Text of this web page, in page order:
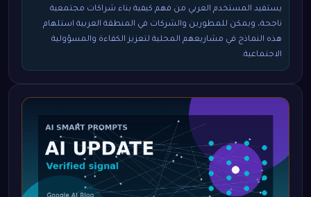
يستفيد المستخدم العربي من فهم كيفية بناء شراكات مجتمعية
ناجحة، ويمكن للمطورين والشركات في المنطقة العربية استلهام
هذه النماذج في مشاريعهم المحلية لتعزيز الكفاءة والمسؤولية
الاجتماعية.